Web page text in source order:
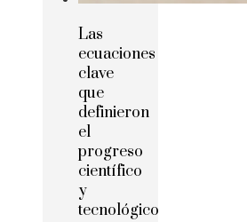
Las
ecuaciones
clave
que
definieron
el
progreso
científico
y
tecnológico